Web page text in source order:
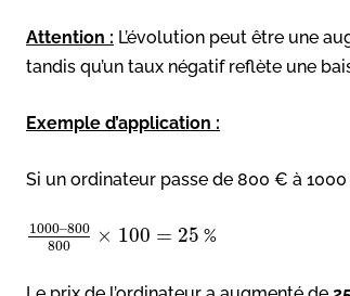
Attention : L’évolution peut être une
tandis qu’un taux négatif reflète une
Exemple d’application :
Si un ordinateur passe de 800 € à
1000–800
800
× 100 = 25 %